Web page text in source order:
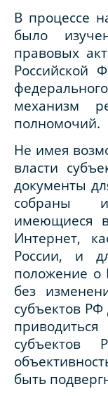
В процессе
было
правовых
Российской
механизм
полномочий.
Не имея
власти
документы
собраны
имеющиеся
Интернет,
России, и
положение о
без
субъектов
субъектов
быть